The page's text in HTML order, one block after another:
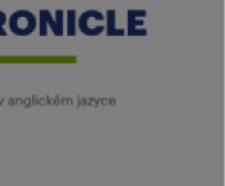
anglickém jazyce